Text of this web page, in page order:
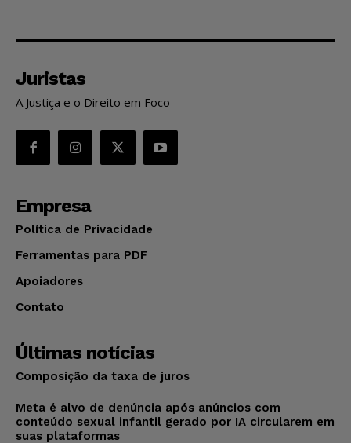
Juristas
A Justiça e o Direito em Foco
Empresa
Política de Privacidade
Ferramentas para PDF
Apoiadores
Contato
Últimas notícias
Composição da taxa de juros
Meta é alvo de denúncia após anúncios com
conteúdo sexual infantil gerado por IA circularem em
suas plataformas